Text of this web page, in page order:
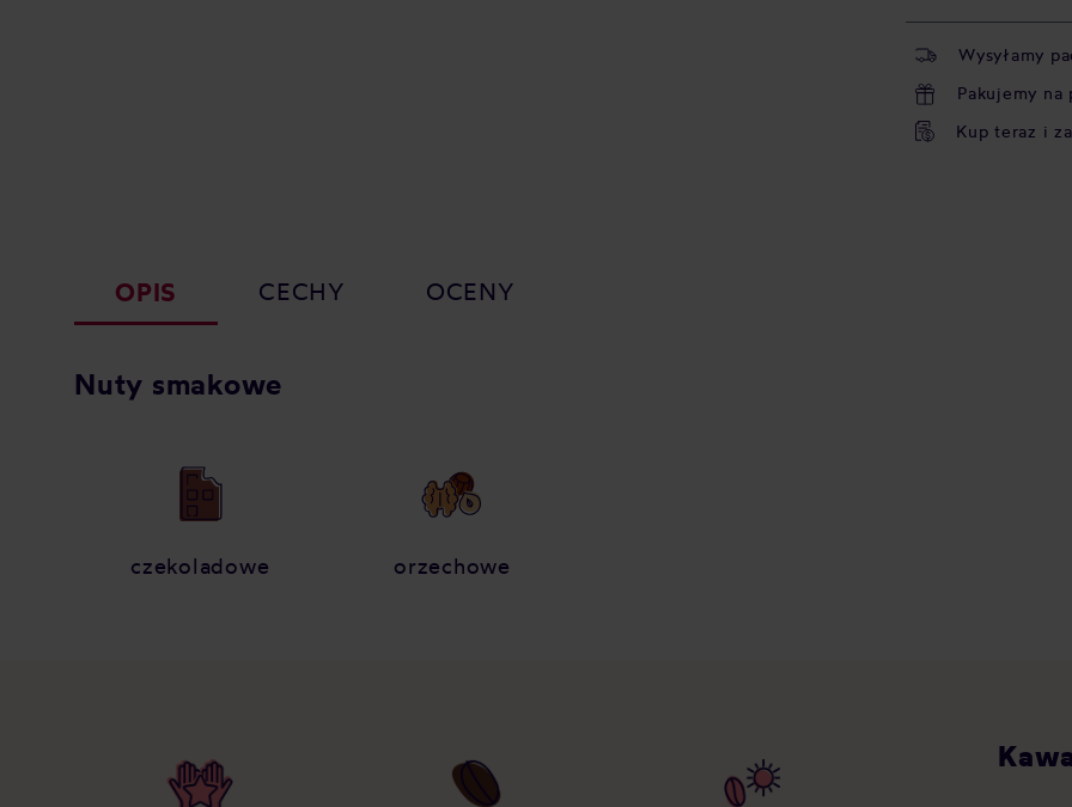
Wysyłamy
Pakujemy na
Kup teraz i
OPIS CECHY OCENY
Nuty smakowe
czekoladowe orzechowe